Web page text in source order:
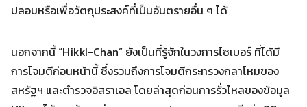
ปลอมหรือเพื่อวัตถุประสงค์ที่เป็นอันตรายอื่น ๆ ได้
นอกจากนี้ “HikkI-Chan” ยังเป็นที่รู้จักในวงการไซเบอร์ ที่ได้มี
การโจมตีก่อนหน้านี้ ซึ่งรวมถึงการโจมตีกระทรวงกลาโหมของ
สหรัฐฯ และตำรวจอิสราเอล โดยล่าสุดก่อนการรั่วไหลของข้อมูล